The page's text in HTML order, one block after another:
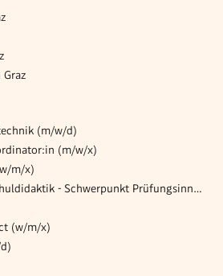
(m/w/d)
(m/w/x)
m/x)
Mitarbeiterin*in Hochschuldidaktik - Schwerpunkt Prüfungsinnovation, Curriculum & ePortfolio
(w/m/x)